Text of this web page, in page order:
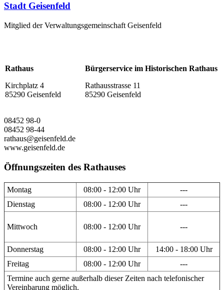
Stadt Geisenfeld
Mitglied der Verwaltungsgemeinschaft Geisenfeld
Rathaus
Kirchplatz 4
85290 Geisenfeld
Bürgerservice im Historischen Rathaus
Rathausstrasse 11
85290 Geisenfeld
08452 98-0
08452 98-44
rathaus@geisenfeld.de
www.geisenfeld.de
Öffnungszeiten des Rathauses
Montag 08:00 - 12:00 Uhr
---
Dienstag
08:00 - 12:00 Uhr ---
Mittwoch 08:00 - 12:00 Uhr ---
Donnerstag 08:00 - 12:00 Uhr
14:00 - 18:00 Uhr
Freitag
08:00 - 12:00 Uhr
---
Termine auch gerne außerhalb dieser Zeiten nach telefonischer
Vereinbarung möglich.